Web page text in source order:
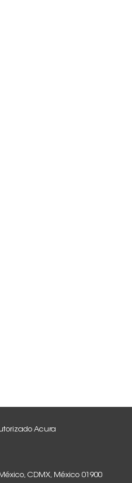
Acura
CDMX, México 01900